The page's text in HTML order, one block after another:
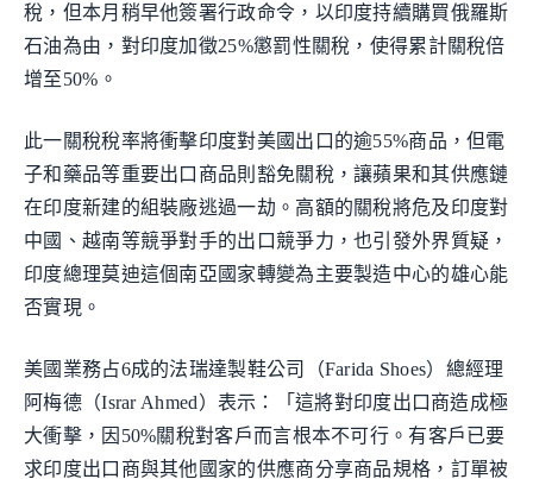
稅，但本月稍早他簽署行政命令，以印度持續購買俄羅斯
石油為由，對印度加徵25%懲罰性關稅，使得累計關稅倍
增至50%。
此一關稅稅率將衝擊印度對美國出口的逾55%商品，但電
子和藥品等重要出口商品則豁免關稅，讓蘋果和其供應鏈
在印度新建的組裝廠逃過一劫。高額的關稅將危及印度對
中國、越南等競爭對手的出口競爭力，也引發外界質疑，
印度總理莫迪這個南亞國家轉變為主要製造中心的雄心能
否實現。
美國業務占6成的法瑞達製鞋公司（Farida Shoes）總經理
阿梅德（Israr Ahmed）表示：「這將對印度出口商造成極
大衝擊，因50%關稅對客戶而言根本不可行。有客戶已要
求印度出口商與其他國家的供應商分享商品規格，訂單被